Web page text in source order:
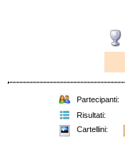
Partecipanti:
Risultati:
Cartellini: